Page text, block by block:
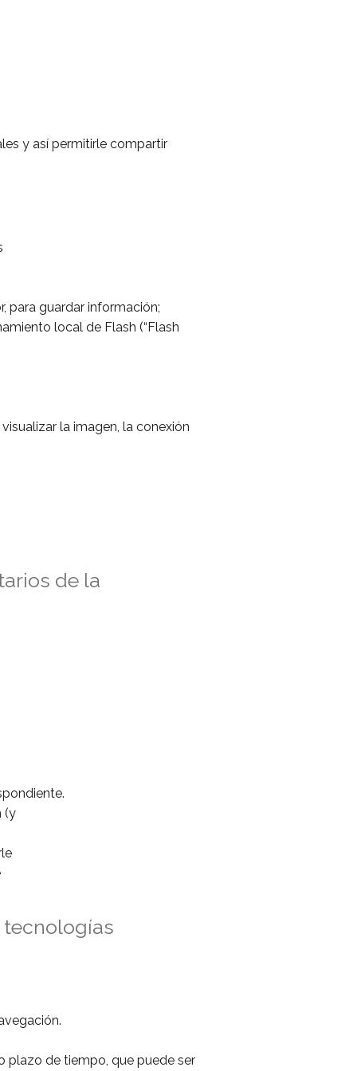
y así permitirle compartir
para guardar información;
local de Flash (“Flash
la imagen, la conexión
de la
(y
tecnologías
plazo de tiempo, que puede ser